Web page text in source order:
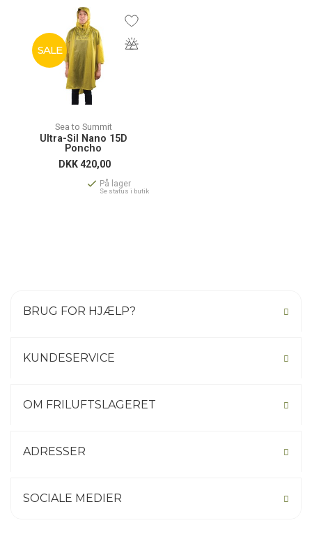
SALE
Sea to Summit
Ultra-Sil Nano 15D
Poncho
DKK420,00
På lager
Se status i butik
BRUG FOR HJÆLP?
KUNDESERVICE
OM FRILUFTSLAGERET
ADRESSER
SOCIALE MEDIER